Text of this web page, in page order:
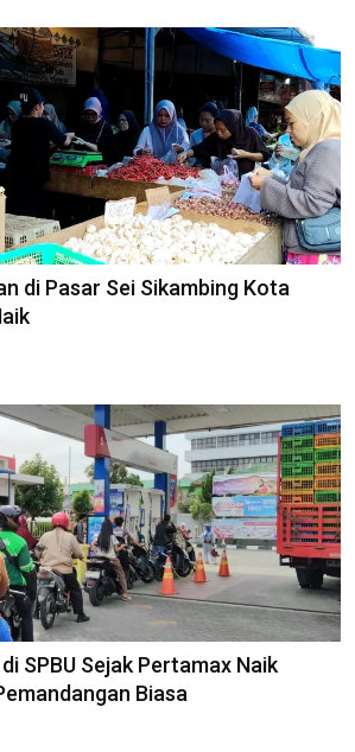
di Pasar Sei Sikambing Kota
SPBU Sejak Pertamax Naik
Biasa